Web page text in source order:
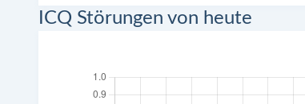
ICQ Störungen von heute